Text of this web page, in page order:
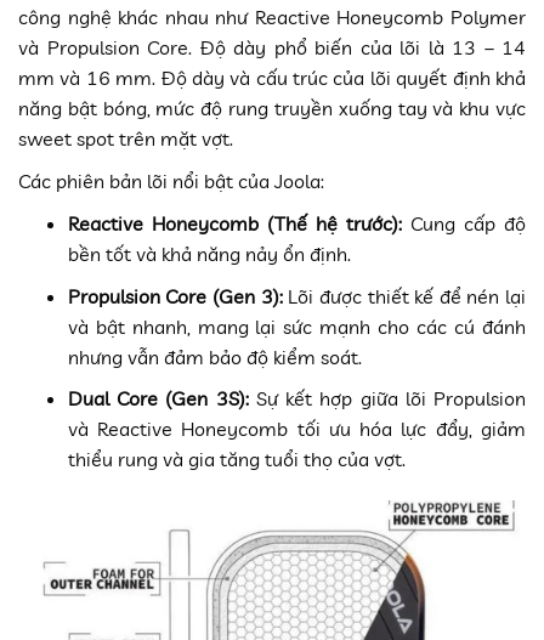
công nghệ khác nhau như Reactive Honeycomb Polymer
và Propulsion Core. Độ dày phổ biến của lõi là 13 – 14
mm và 16 mm. Độ dày và cấu trúc của lõi quyết định khả
năng bật bóng, mức độ rung truyền xuống tay và khu vực
sweet spot trên mặt vợt.
Các phiên bản lõi nổi bật của Joola:
Reactive Honeycomb (Thế hệ trước):Cung cấp độ
bền tốt và khả năng nảy ổn định.
Propulsion Core (Gen 3): Lõi được thiết kế để nén lại
và bật nhanh, mang lại sức mạnh cho các cú đánh
nhưng vẫn đảm bảo độ kiểm soát.
Dual Core (Gen 3S):Sự kết hợp giữa lõi Propulsion
và Reactive Honeycomb tối ưu hóa lực đẩy, giảm
thiểu rung và gia tăng tuổi thọ của vợt.